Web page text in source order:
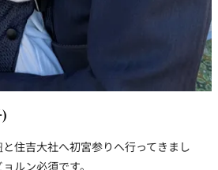
住吉大社へ初宮参りへ行ってきまし
ルン必須です。